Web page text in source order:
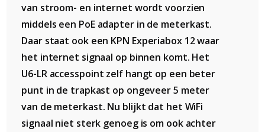
van stroom- en internet wordt voorzien
middels een PoE adapter in de meterkast.
Daar staat ook een KPN Experiabox 12 waar
het internet signaal op binnen komt. Het
U6-LR accesspoint zelf hangt op een beter
punt in de trapkast op ongeveer 5 meter
van de meterkast. Nu blijkt dat het WiFi
signaal niet sterk genoeg is om ook achter